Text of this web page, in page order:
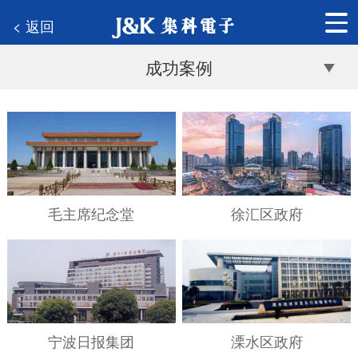
< 返回
成功案例
毛主席纪念堂 徐汇区政府
宁波日报集团 溧水区政府